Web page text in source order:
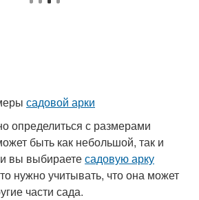
садовой арки
определиться с размерами
быть как небольшой, так и
вы выбираетесадовую арку
нужно учитывать, что она может
части сада.